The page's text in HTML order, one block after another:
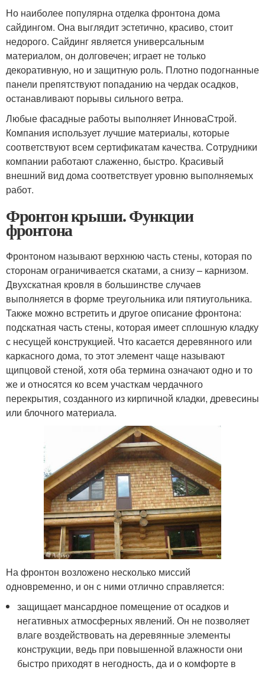
Но наиболее популярна отделка фронтона дома
сайдингом. Она выглядит эстетично, красиво, стоит
недорого. Сайдинг является универсальным
материалом, он долговечен; играет не только
декоративную, но и защитную роль. Плотно подогнанные
панели препятствуют попаданию на чердак осадков,
останавливают порывы сильного ветра.
Любые фасадные работы выполняет ИнноваСтрой.
Компания использует лучшие материалы, которые
соответствуют всем сертификатам качества. Сотрудники
компании работают слаженно, быстро. Красивый
внешний вид дома соответствует уровню выполняемых
работ.
Фронтон крыши. Функции
фронтона
Фронтоном называют верхнюю часть стены, которая по
сторонам ограничивается скатами, а снизу – карнизом.
Двухскатная кровля в большинстве случаев
выполняется в форме треугольника или пятиугольника.
Также можно встретить и другое описание фронтона:
подскатная часть стены, которая имеет сплошную кладку
с несущей конструкцией. Что касается деревянного или
каркасного дома, то этот элемент чаще называют
щипцовой стеной, хотя оба термина означают одно и то
же и относятся ко всем участкам чердачного
перекрытия, созданного из кирпичной кладки, древесины
или блочного материала.
На фронтон возложено несколько миссий
одновременно, и он с ними отлично справляется:
защищает мансардное помещение от осадков и
негативных атмосферных явлений. Он не позволяет
влаге воздействовать на деревянные элементы
конструкции, ведь при повышенной влажности они
быстро приходят в негодность, да и о комфорте в